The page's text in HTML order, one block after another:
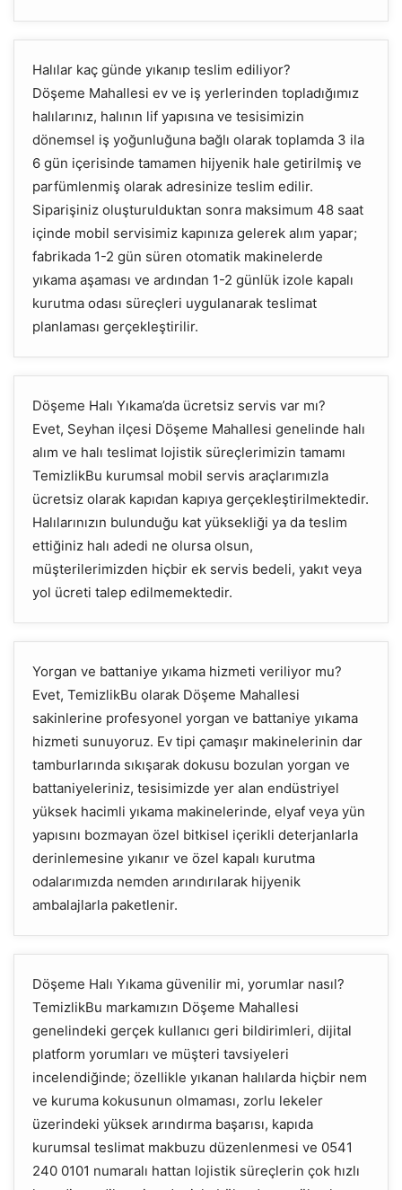
Halılar kaç günde yıkanıp teslim ediliyor?
Döşeme Mahallesi ev ve iş yerlerinden topladığımız
halılarınız, halının lif yapısına ve tesisimizin
dönemsel iş yoğunluğuna bağlı olarak toplamda 3 ila
6 gün içerisinde tamamen hijyenik hale getirilmiş ve
parfümlenmiş olarak adresinize teslim edilir.
Siparişiniz oluşturulduktan sonra maksimum 48 saat
içinde mobil servisimiz kapınıza gelerek alım yapar;
fabrikada 1-2 gün süren otomatik makinelerde
yıkama aşaması ve ardından 1-2 günlük izole kapalı
kurutma odası süreçleri uygulanarak teslimat
planlaması gerçekleştirilir.
Döşeme Halı Yıkama’da ücretsiz servis var mı?
Evet, Seyhan ilçesi Döşeme Mahallesi genelinde halı
alım ve halı teslimat lojistik süreçlerimizin tamamı
TemizlikBu kurumsal mobil servis araçlarımızla
ücretsiz olarak kapıdan kapıya gerçekleştirilmektedir.
Halılarınızın bulunduğu kat yüksekliği ya da teslim
ettiğiniz halı adedi ne olursa olsun,
müşterilerimizden hiçbir ek servis bedeli, yakıt veya
yol ücreti talep edilmemektedir.
Yorgan ve battaniye yıkama hizmeti veriliyor mu?
Evet, TemizlikBu olarak Döşeme Mahallesi
sakinlerine profesyonel yorgan ve battaniye yıkama
hizmeti sunuyoruz. Ev tipi çamaşır makinelerinin dar
tamburlarında sıkışarak dokusu bozulan yorgan ve
battaniyeleriniz, tesisimizde yer alan endüstriyel
yüksek hacimli yıkama makinelerinde, elyaf veya yün
yapısını bozmayan özel bitkisel içerikli deterjanlarla
derinlemesine yıkanır ve özel kapalı kurutma
odalarımızda nemden arındırılarak hijyenik
ambalajlarla paketlenir.
Döşeme Halı Yıkama güvenilir mi, yorumlar nasıl?
TemizlikBu markamızın Döşeme Mahallesi
genelindeki gerçek kullanıcı geri bildirimleri, dijital
platform yorumları ve müşteri tavsiyeleri
incelendiğinde; özellikle yıkanan halılarda hiçbir nem
ve kuruma kokusunun olmaması, zorlu lekeler
üzerindeki yüksek arındırma başarısı, kapıda
kurumsal teslimat makbuzu düzenlenmesi ve 0541
240 0101 numaralı hattan lojistik süreçlerin çok hızlı